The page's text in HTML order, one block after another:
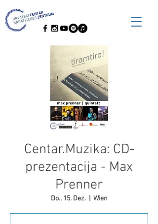
Centar.Muzika: CD-
prezentacija - Max
Prenner
Do., 15. Dez.
  |
Wien